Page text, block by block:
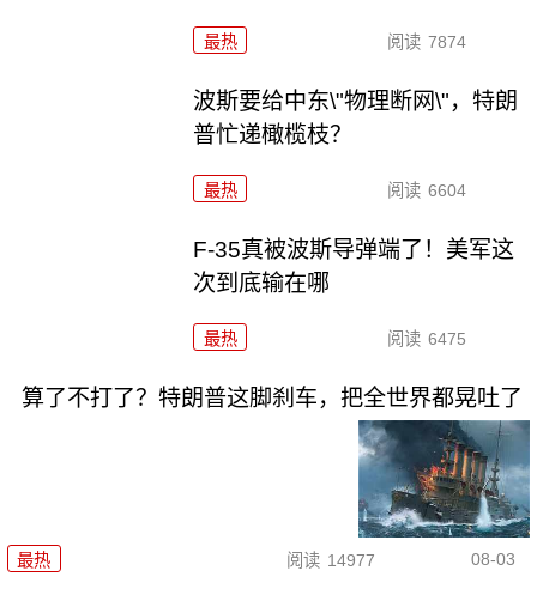
最热 阅读 7874
波斯要给中东\"物理断网\"，特朗
普忙递橄榄枝？
最热 阅读 6604
F-35真被波斯导弹端了！美军这
次到底输在哪
最热 阅读 6475
算了不打了？特朗普这脚刹车，把全世界都晃吐了
最热 阅读 14977 08-03